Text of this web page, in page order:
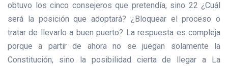
obtuvo los cinco consejeros que pretendía, sino 22 ¿Cuál
será la posición que adoptará? ¿Bloquear el proceso o
tratar de llevarlo a buen puerto? La respuesta es compleja
porque a partir de ahora no se juegan solamente la
Constitución, sino la posibilidad cierta de llegar a La